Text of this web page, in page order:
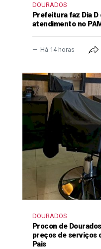
DOURADOS
Prefeitura faz Dia D
atendimento no
Há 14 horas
DOURADOS
Procon de
preços de serviços
Pais